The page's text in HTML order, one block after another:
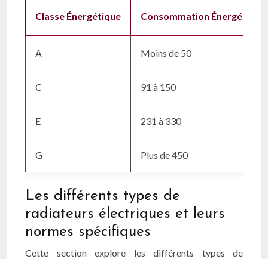
Classe Énergétique Consommation Énergétique
A Moins de 50
C 91 à 150
E 231 à 330
G Plus de 450
Les différents types de
radiateurs électriques et leurs
normes spécifiques
Cette section explore les différents types de